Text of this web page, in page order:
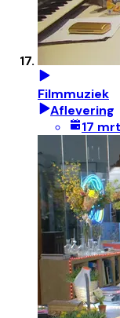
Filmmuziek
Aflevering
17